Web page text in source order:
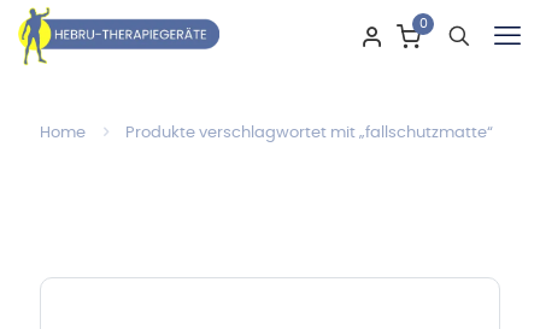
0
Home Produkte verschlagwortet mit „fallschutzmatte“